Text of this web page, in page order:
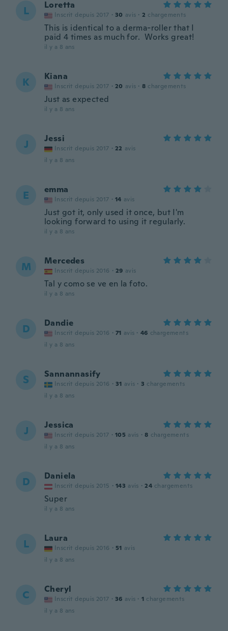
L Loretta
Inscrit depuis 2017 · 30 avis · 2 chargements
This is identical to a derma-roller that I
paid 4 times as much for. Works great!
il y a 8 ans
K Kiana
Inscrit depuis 2017 · 20 avis · 8 chargements
Just as expected
il y a 8 ans
J Jessi
Inscrit depuis 2017 · 22 avis
il y a 8 ans
E emma
Inscrit depuis 2017 · 14 avis
Just got it, only used it once, but I'm
looking forward to using it regularly.
il y a 8 ans
M Mercedes
Inscrit depuis 2016 · 29 avis
Tal y como se ve en la foto.
il y a 8 ans
D Dandie
Inscrit depuis 2016 · 71 avis · 46 chargements
il y a 8 ans
S Sannannasify
Inscrit depuis 2016 · 31 avis · 3 chargements
il y a 8 ans
J Jessica
Inscrit depuis 2017 · 105 avis · 8 chargements
il y a 8 ans
D Daniela
Inscrit depuis 2015 · 143 avis · 24 chargements
Super
il y a 8 ans
L Laura
Inscrit depuis 2016 · 51 avis
il y a 8 ans
C Cheryl
Inscrit depuis 2017 · 36 avis · 1 chargements
il y a 8 ans